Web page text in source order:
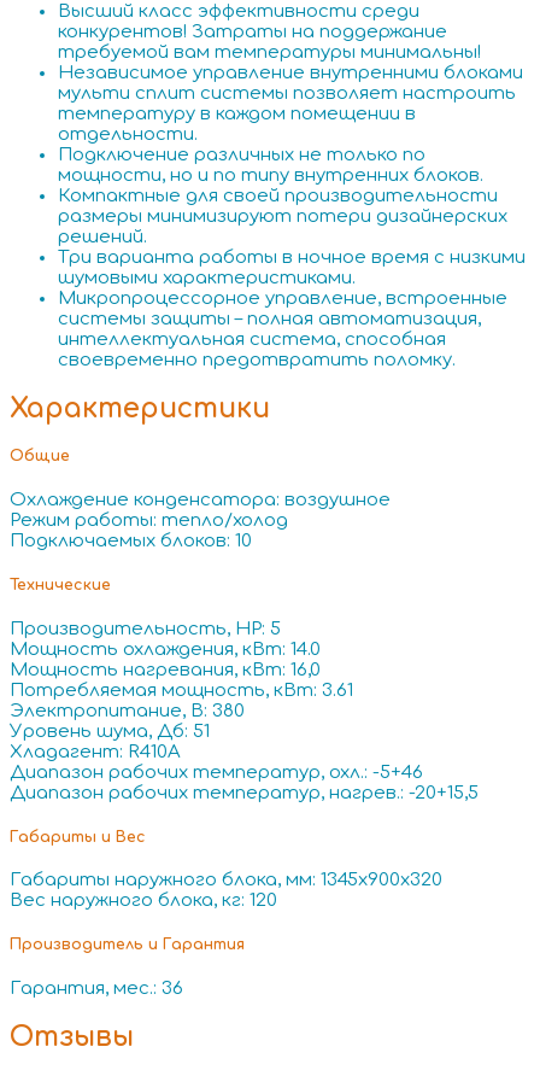
Высший класс эффективности среди
конкурентов! Затраты на поддержание
требуемой вам температуры минимальны!
Независимое управление внутренними блоками
мульти сплит системы позволяет настроить
температуру в каждом помещении в
отдельности.
Подключение различных не только по
мощности, но и по типу внутренних блоков.
Компактные для своей производительности
размеры минимизируют потери дизайнерских
решений.
Три варианта работы в ночное время с низкими
шумовыми характеристиками.
Микропроцессорное управление, встроенные
системы защиты – полная автоматизация,
интеллектуальная система, способная
своевременно предотвратить поломку.
Характеристики
Общие
Охлаждение конденсатора: воздушное
Режим работы: тепло/холод
Подключаемых блоков: 10
Технические
Производительность, HP: 5
Мощность охлаждения, кВт: 14.0
Мощность нагревания, кВт: 16,0
Потребляемая мощность, кВт: 3.61
Электропитание, В: 380
Уровень шума, Дб: 51
Хладагент: R410A
Диапазон рабочих температур, охл.: -5+46
Диапазон рабочих температур, нагрев.: -20+15,5
Габариты и Вес
Габариты наружного блока, мм: 1345x900x320
Вес наружного блока, кг: 120
Производитель и Гарантия
Гарантия, мес.: 36
Отзывы